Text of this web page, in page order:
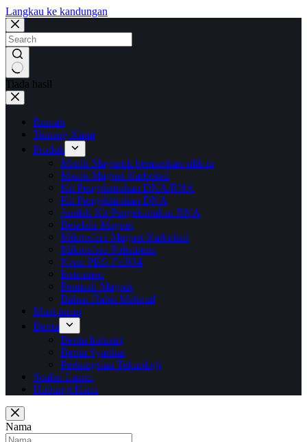
Langkau ke kandungan
Tiada hasil
Rumah
Tentang Kami
Produk
Manik Magnetik berasaskan silikon
Manik Magnet Karboksil
Kit Pengekstrakan DNA/RNA
Kit Pengekstrakan DNA
Jumlah Kit Pengekstrakan RNA
Bendalir Magnet
Mikrosfera Magnet Karboksil
Mikrosfera Polistirena
Nano PEG-Fe3O4
Instrumen
Pemisah Magnet
Bahan Habis Makmal
Muat turun
Berita
Berita Industri
Berita Syarikat
Perkongsian Teknologi
Soalan Lazim
Hubungi Kami
Nama